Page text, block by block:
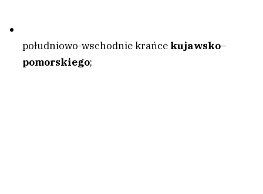
południowo-wschodnie krańce kujawsko–
pomorskiego;